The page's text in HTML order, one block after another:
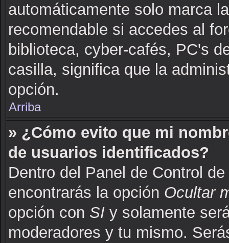
automáticamente solo marca
recomendable si accedes al
biblioteca, cyber-cafés, PC's
casilla, significa que la
opción.
Arriba
» ¿Cómo evito que mi
de usuarios identificados?
Dentro del Panel de Control
encontrarás la opción Ocultar
opción con SI y solamente
moderadores y tu mismo.